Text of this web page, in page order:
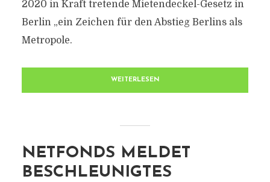
2020 in Kraft tretende Mietendeckel-Gesetz in
Berlin „ein Zeichen für den Abstieg Berlins als
Metropole.
WEITERLESEN
NETFONDS MELDET
BESCHLEUNIGTES